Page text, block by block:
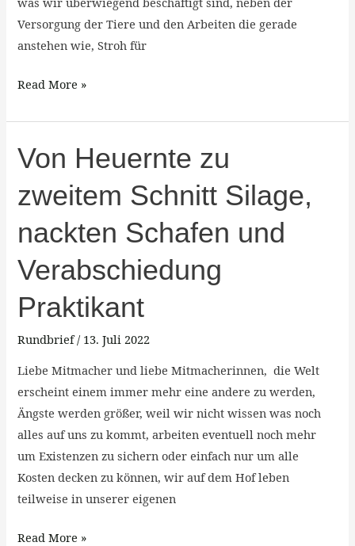
Versorgung der Tiere und den Arbeiten die gerade
anstehen wie, Stroh für
Read More »
Von Heuernte zu
zweitem Schnitt Silage,
nackten Schafen und
Verabschiedung
Praktikant
Rundbrief/ 13. Juli 2022
Liebe Mitmacher und liebe Mitmacherinnen, die Welt
erscheint einem immer mehr eine andere zu werden,
Ängste werden größer, weil wir nicht wissen was noch
alles auf uns zu kommt, arbeiten eventuell noch mehr
um Existenzen zu sichern oder einfach nur um alle
Kosten decken zu können, wir auf dem Hof leben
teilweise in unserer eigenen
Von
Heuernte
zu
Schnitt
Silage,
nackten
Schafen
und
Verabschiedung
Praktikant
Read More »